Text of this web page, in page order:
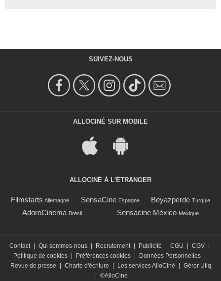
SUIVEZ-NOUS
ALLOCINÉ SUR MOBILE
ALLOCINÉ À L'ÉTRANGER
Filmstarts Allemagne SensaCine Espagne Beyazperde Turquie
AdoroCinema Brésil Sensacine México Mexique
Contact | Qui sommes-nous | Recrutement | Publicité | CGU | CGV |
Politique de cookies | Préférences cookies | Données Personnelles |
Revue de presse
| Charte d'écriture | Les services AlloCiné | Gérer Utiq
| ©AlloCiné